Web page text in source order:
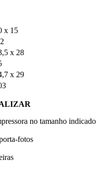
x 15
x 28
x 29
no tamanho indicado
fotos